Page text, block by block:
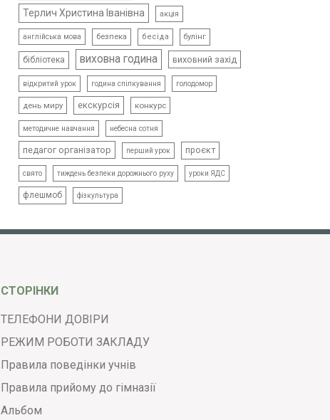
Терлич Христина Іванівна
акція
англійська мова безпека бесіда булінг
бібліотека виховна година виховний захід
відкритий урок година спілкування голодомор
день миру екскурсія конкурс
методичне навчання небесна сотня
педагог організатор перший урок проєкт
свято тиждень безпеки дорожнього руху уроки ЯДС
флешмоб фізкультура
СТОРІНКИ
ТЕЛЕФОНИ ДОВІРИ
РЕЖИМ РОБОТИ ЗАКЛАДУ
Правила поведінки учнів
Правила прийому до гімназії
Альбом